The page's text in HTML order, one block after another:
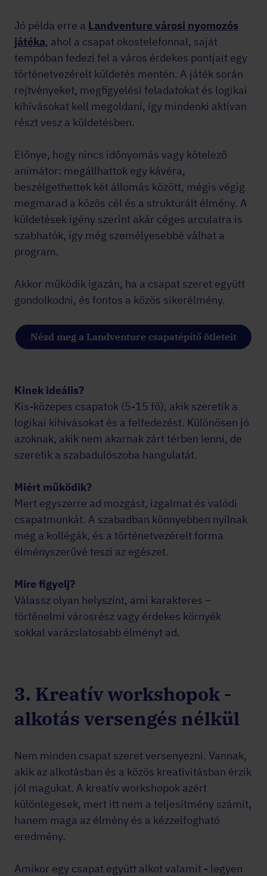
Jó példa erre a Landventure városi nyomozós
játéka, ahol a csapat okostelefonnal, saját
tempóban fedezi fel a város érdekes pontjait egy
történetvezérelt küldetés mentén. A játék során
rejtvényeket, megfigyelési feladatokat és logikai
kihívásokat kell megoldani, így mindenki aktívan
részt vesz a küldetésben.
Előnye, hogy nincs időnyomás vagy kötelező
animátor: megállhattok egy kávéra,
beszélgethettek két állomás között, mégis végig
megmarad a közös cél és a strukturált élmény. A
küldetések igény szerint akár céges arculatra is
szabhatók, így még személyesebbé válhat a
program.
Akkor működik igazán, ha a csapat szeret együtt
gondolkodni, és fontos a közös sikerélmény.
Nézd meg a Landventure csapatépítő ötleteit
Kinek ideális?
Kis-közepes csapatok (5-15 fő), akik szeretik a
logikai kihívásokat és a felfedezést. Különösen jó
azoknak, akik nem akarnak zárt térben lenni, de
szeretik a szabadulószoba hangulatát.
Miért működik?
Mert egyszerre ad mozgást, izgalmat és valódi
csapatmunkát. A szabadban könnyebben nyílnak
meg a kollégák, és a történetvezérelt forma
élményszerűvé teszi az egészet.
Mire figyelj?
Válassz olyan helyszínt, ami karakteres –
történelmi városrész vagy érdekes környék
sokkal varázslatosabb élményt ad.
3. Kreatív workshopok -
alkotás versengés nélkül
Nem minden csapat szeret versenyezni. Vannak,
akik az alkotásban és a közös kreativitásban érzik
jól magukat. A kreatív workshopok azért
különlegesek, mert itt nem a teljesítmény számít,
hanem maga az élmény és a kézzelfogható
eredmény.
Amikor egy csapat együtt alkot valamit - legyen